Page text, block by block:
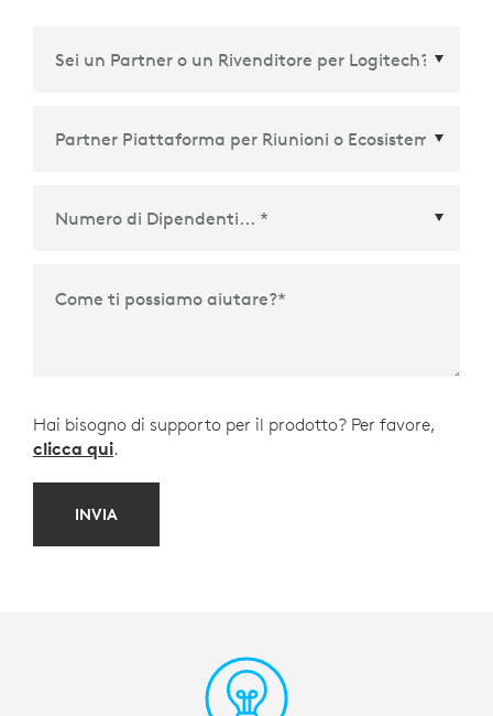
Come ti possiamo aiutare?*
Hai bisogno di supporto per il prodotto? Per favore,
clicca qui.
INVIA